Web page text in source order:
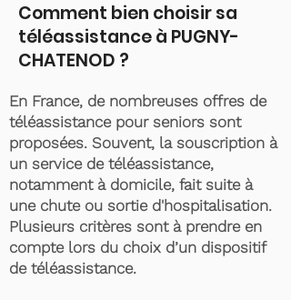
Comment bien choisir sa
téléassistance à PUGNY-
CHATENOD ?
En France, de nombreuses offres de
téléassistance pour seniors sont
proposées. Souvent, la souscription à
un service de téléassistance,
notamment à domicile, fait suite à
une chute ou sortie d'hospitalisation.
Plusieurs critères sont à prendre en
compte lors du choix d’un dispositif
de téléassistance.